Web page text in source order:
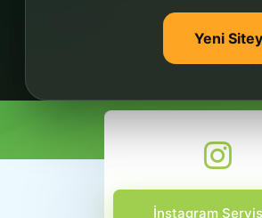
Yeni
Takipçi gönderme
paneli. Sende
İnstagram